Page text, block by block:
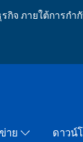
จ ภายใต้การ
าย ดาวน์